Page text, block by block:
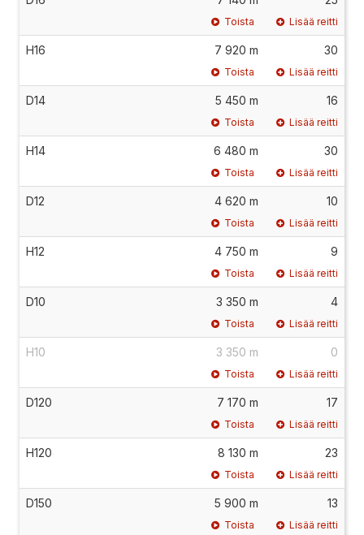
Toista Lisää reitti
H16 7 920 m 30
Toista Lisää reitti
D14 5 450 m 16
Toista Lisää reitti
H14 6 480 m 30
Toista Lisää reitti
D12 4 620 m 10
Toista Lisää reitti
H12 4 750 m 9
Toista Lisää reitti
D10 3 350 m 4
Toista Lisää reitti
H10 3 350 m 0
Toista Lisää reitti
D120 7 170 m 17
Toista Lisää reitti
H120 8 130 m 23
Toista Lisää reitti
D150 5 900 m 13
Toista Lisää reitti